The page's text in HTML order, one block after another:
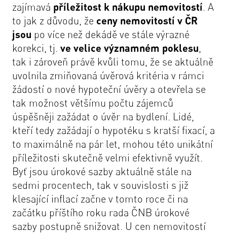
zajímavá příležitost k nákupu nemovitostí. A
to jak z důvodu, že ceny nemovitostí v ČR
jsou po více než dekádě ve stále výrazné
korekci, tj. ve velice významném poklesu,
tak i zároveň právě kvůli tomu, že se aktuálně
uvolnila zmiňovaná úvěrová kritéria v rámci
žádostí o nové hypoteční úvěry a otevřela se
tak možnost většímu počtu zájemců
úspěšněji zažádat o úvěr na bydlení. Lidé,
kteří tedy zažádají o hypotéku s kratší fixací, a
to maximálně na pár let, mohou této unikátní
příležitosti skutečně velmi efektivně využít.
Byť jsou úrokové sazby aktuálně stále na
sedmi procentech, tak v souvislosti s již
klesající inflací začne v tomto roce či na
začátku příštího roku rada ČNB úrokové
sazby postupně snižovat. U cen nemovitostí